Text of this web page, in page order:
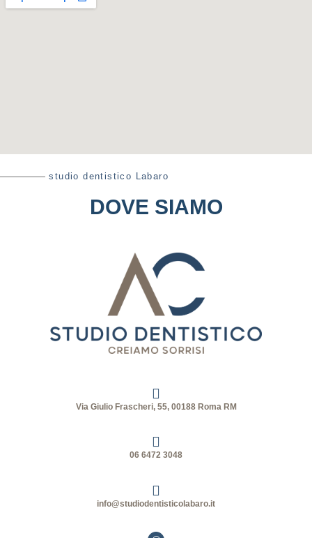
studio dentistico Labaro
DOVE SIAMO
Via Giulio Frascheri, 55, 00188 Roma RM
06 6472 3048
info@studiodentisticolabaro.it